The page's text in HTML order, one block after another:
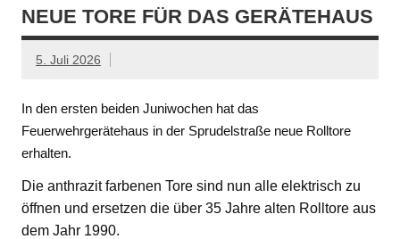
NEUE TORE FÜR DAS GERÄTEHAUS
5. Juli 2026
In den ersten beiden Juniwochen hat das
Feuerwehrgerätehaus in der Sprudelstraße neue Rolltore
erhalten.
Die anthrazit farbenen Tore sind nun alle elektrisch zu
öffnen und ersetzen die über 35 Jahre alten Rolltore aus
dem Jahr 1990.